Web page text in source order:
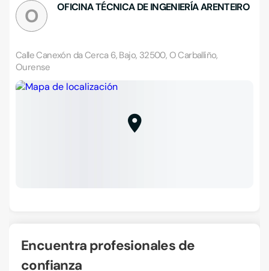
O OFICINA TÉCNICA DE INGENIERÍA ARENTEIRO
Calle Canexón da Cerca 6, Bajo, 32500, O Carballiño,
Ourense
Encuentra profesionales de
confianza